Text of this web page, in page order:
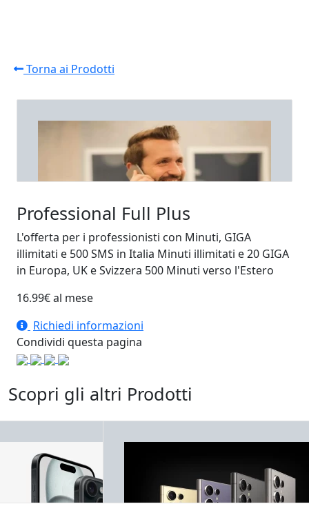
Torna ai Prodotti
Professional Full Plus
L'offerta per i professionisti con Minuti, GIGA
illimitati e 500 SMS in Italia Minuti illimitati e 20 GIGA
in Europa, UK e Svizzera 500 Minuti verso l'Estero
16.99€ al mese
Richiedi informazioni
Condividi questa pagina
Scopri gli altri Prodotti